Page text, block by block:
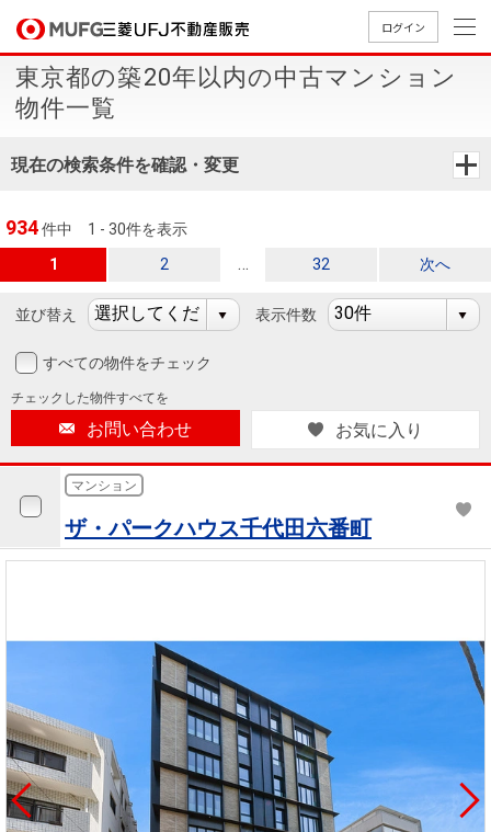
ログイン
買いたいTOP
中古
マン
ショ
ンを
探す
中古
一戸
建て
す
投
事業
売りたいTOP
無
査
定
相
談
売却
時手
試算
売却向け
サービス
周辺相場
検索
ラス（お
ラム）
店舗案内TOP
店舗のご
案内（首
都圏）
店舗のご
古屋）
西）
会社情報TOP
ごあいさ
会社概
経営ビジ
ョン
組織図
役員一
覧
沿革
本社地
図
ニュース
リリース
採用情報TOP
新卒採用
キャリア
買いたい
売りたい
店舗案内
会社情報
採用情報
法人のお客さま
提携企業にお勤めの方
会員ページ
東京都の築20年以内の中古マンション
物件一覧
現在の検索条件を確認・変更
934件中
1 - 30件を表示
1
2 … 32 次へ
並び替え 表示件数
すべての物件をチェック
チェックした物件すべてを
お問い合わせ お気に入り
マンション
ザ・パークハウス千代田六番町